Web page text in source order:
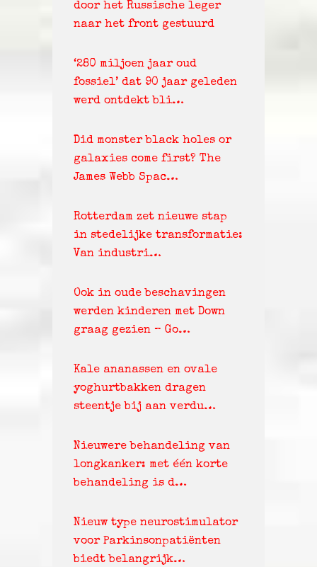
door het Russische leger
naar het front gestuurd
‘280 miljoen jaar oud
fossiel’ dat 90 jaar geleden
werd ontdekt bli…
Did monster black holes or
galaxies come first? The
James Webb Spac…
Rotterdam zet nieuwe stap
in stedelijke transformatie:
Van industri…
Ook in oude beschavingen
werden kinderen met Down
graag gezien – Go…
Kale ananassen en ovale
yoghurtbakken dragen
steentje bij aan verdu…
Nieuwere behandeling van
longkanker: met één korte
behandeling is d…
Nieuw type neurostimulator
voor Parkinsonpatiënten
biedt belangrijk…